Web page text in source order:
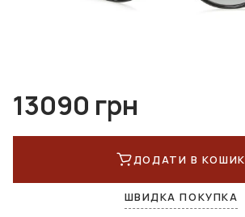
13090 грн
ДОДАТИ В КОШИК
ШВИДКА ПОКУПКА